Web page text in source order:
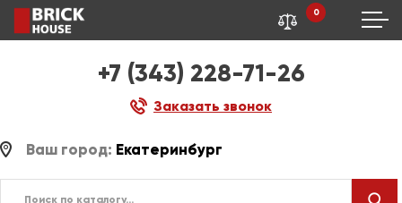
+7 (343) 228-71-26
Заказать звонок
0
Ваш город: Екатеринбург